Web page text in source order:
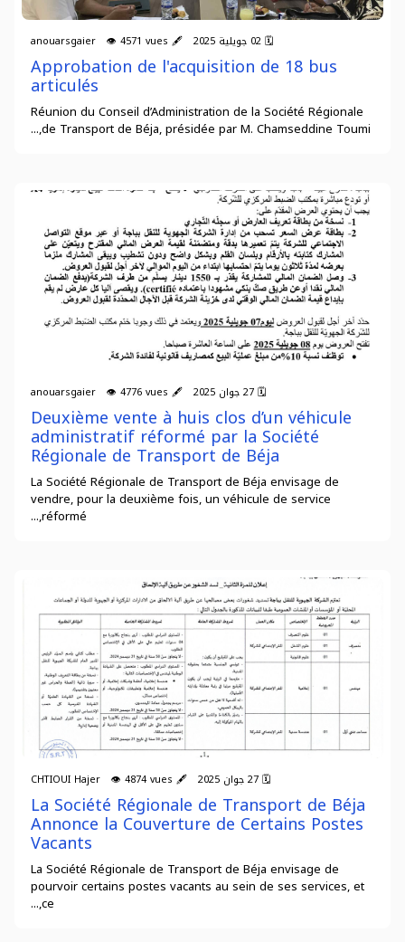
🗓 02 جويلية 2025 🖋 anouarsgaier 👁 4571 vues
Approbation de l'acquisition de 18 bus
articulés
Réunion du Conseil d’Administration de la Société Régionale
de Transport de Béja, présidée par M. Chamseddine Toumi,...
🗓 27 جوان 2025 🖋 anouarsgaier 👁 4776 vues
Deuxième vente à huis clos d’un véhicule
administratif réformé par la Société
Régionale de Transport de Béja
La Société Régionale de Transport de Béja envisage de
vendre, pour la deuxième fois, un véhicule de service
réformé,...
🗓 27 جوان 2025 🖋 CHTIOUI Hajer 👁 4874 vues
La Société Régionale de Transport de Béja
Annonce la Couverture de Certains Postes
Vacants
La Société Régionale de Transport de Béja envisage de
pourvoir certains postes vacants au sein de ses services, et
ce,...